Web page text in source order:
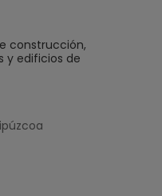
construcción,
y edificios de